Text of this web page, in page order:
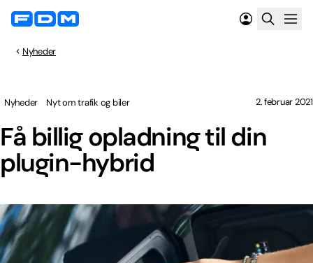
Nyheder
Få billig opladning til din
plugin-hybrid
Nyheder Nyt om trafik og biler 2. februar 2021